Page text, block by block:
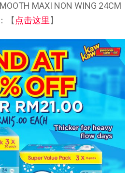
MAXI NON WING 24CM
【 点击这里 】